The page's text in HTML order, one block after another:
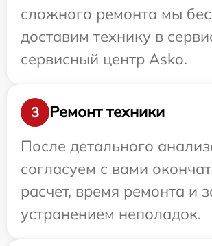
сложного ремонта мы
доставим технику в
сервисный центр Asko.
3
Ремонт техники
После детального
согласуем с вами
расчет, время ремонта и
устранением неполадок.